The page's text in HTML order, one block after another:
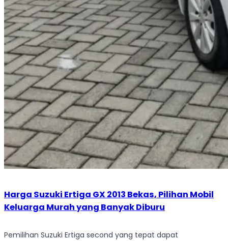
Harga Suzuki Ertiga GX 2013 Bekas, Pilihan Mobil
Keluarga Murah yang Banyak Diburu
Pemilihan Suzuki Ertiga second yang tepat dapat